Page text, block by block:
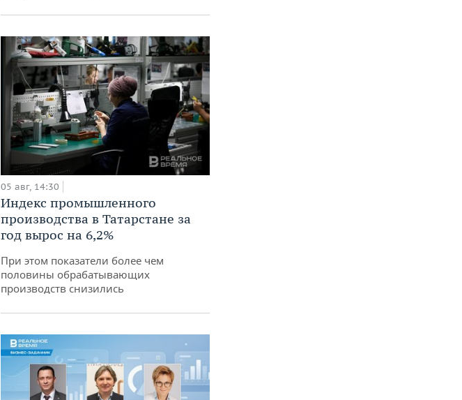
05 авг, 14:30
Индекс промышленного
производства в Татарстане за
год вырос на 6,2%
При этом показатели более чем
половины обрабатывающих
производств снизились